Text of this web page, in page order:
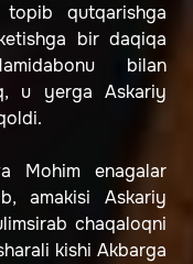
qutqarishga
bir daqiqa
bilan
u yerga Askariy
Mohim enagalar
amakisi Askariy
chaqaloqni
kishi Akbarga